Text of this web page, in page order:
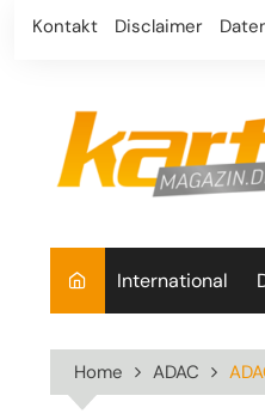
Skip
Kontakt Disclaimer
International
Home ADAC